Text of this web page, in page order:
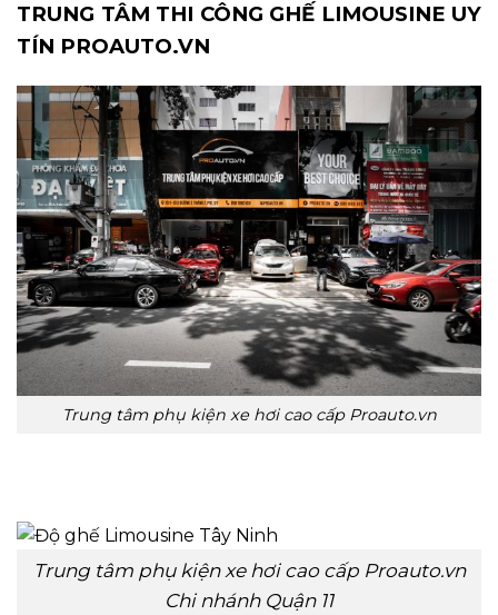
TRUNG TÂM THI CÔNG GHẾ LIMOUSINE UY
TÍN PROAUTO.VN
Trung tâm phụ kiện xe hơi cao cấp Proauto.vn
Trung tâm phụ kiện xe hơi cao cấp Proauto.vn
Chi nhánh Quận 11